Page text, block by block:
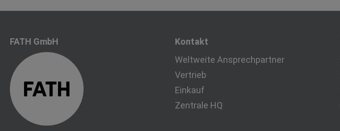
FATH GmbH
Kontakt
Weltweite Ansprechpartner
Vertrieb
Einkauf
Zentrale HQ